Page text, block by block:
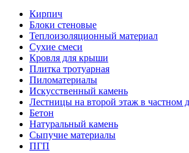
Кирпич
Блоки стеновые
Теплоизоляционный материал
Сухие смеси
Кровля для крыши
Плитка тротуарная
Пиломатериалы
Искусственный камень
Лестницы на второй этаж в частном
Бетон
Натуральный камень
Сыпучие материалы
ПГП